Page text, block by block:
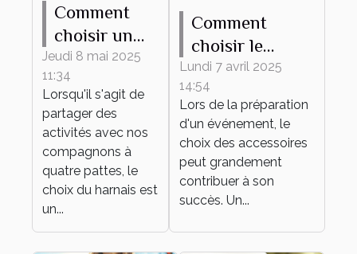
Comment
choisir un
harnais
adapté à
différentes
activités
canines
Jeudi 8 mai 2025
11:34
Lorsqu'il s'agit de
partager des
activités avec nos
compagnons à
quatre pattes, le
choix du harnais est
un...
Comment
choisir le
bracelet
personnalisable
parfait pour
votre
événement
Lundi 7 avril 2025
14:54
Lors de la préparation
d'un événement, le
choix des accessoires
peut grandement
contribuer à son
succès. Un...